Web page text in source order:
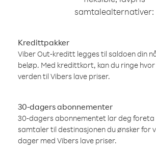
samtalealternativer:
Kredittpakker
Viber Out-kreditt legges til saldoen din
beløp. Med kredittkort, kan du ringe
verden til Vibers lave priser.
30-dagers abonnementer
30-dagers abonnementet lar deg
samtaler til destinasjonen du ønsker for
dager med Vibers lave priser.